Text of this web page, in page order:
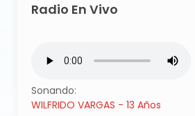
Radio En Vivo
Sonando:
WILFRIDO VARGAS - 13 Años